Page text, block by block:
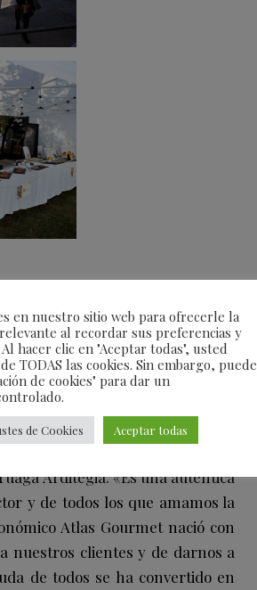
de alta gama en gastronomía y
más de 20 años, por lo que es
Esta edición ha reunido a más de
Atlas Gourmetha
Rougie, Bridor, Gesalaga
Paris; diez bodegas de la mano
vermut y sidra, y tres
Arditegia. «Es una auténtica
y de todos los que amamos la
Atlas Gourmet nació con
nuestros clientes y de darnos a
de todos se ha convertido en
en nuestro sitio web para ofrecerle la
al recordar sus preferencias y
hacer clic en "Aceptar todas", usted
TODAS las cookies. Sin embargo, puede
de cookies" para dar un
de Cookies Aceptar todas